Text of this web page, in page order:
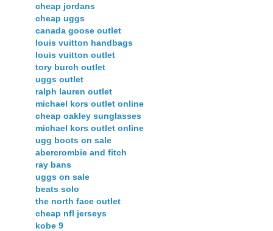
cheap jordans
cheap uggs
canada goose outlet
louis vuitton handbags
louis vuitton outlet
tory burch outlet
uggs outlet
ralph lauren outlet
michael kors outlet online
cheap oakley sunglasses
michael kors outlet online
ugg boots on sale
abercrombie and fitch
ray bans
uggs on sale
beats solo
the north face outlet
cheap nfl jerseys
kobe 9